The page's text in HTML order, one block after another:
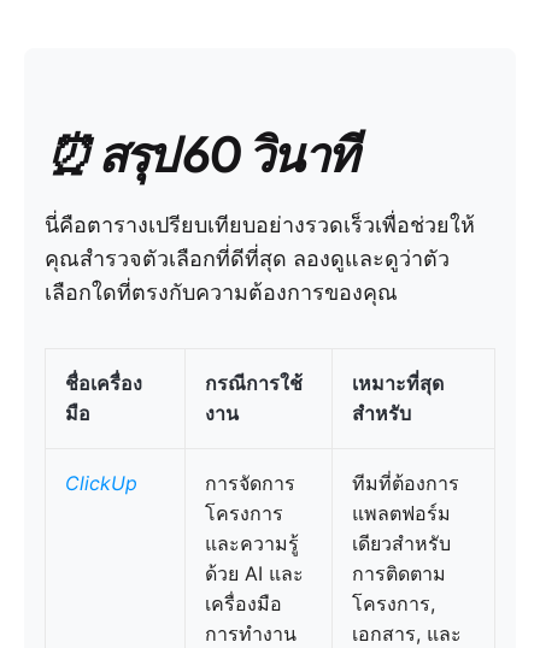
⏰ สรุป 60 วินาที
นี่คือตารางเปรียบเทียบอย่างรวดเร็วเพื่อช่วยให้
คุณสำรวจตัวเลือกที่ดีที่สุด ลองดูและดูว่าตัว
เลือกใดที่ตรงกับความต้องการของคุณ
ชื่อเครื่อง
มือ
กรณีการใช้
งาน
เหมาะที่สุด
สำหรับ
ClickUp
การจัดการ
โครงการ
และความรู้
ด้วย AI และ
เครื่องมือ
การทำงาน
ทีมที่ต้องการ
แพลตฟอร์ม
เดียวสำหรับ
การติดตาม
โครงการ,
เอกสาร, และ